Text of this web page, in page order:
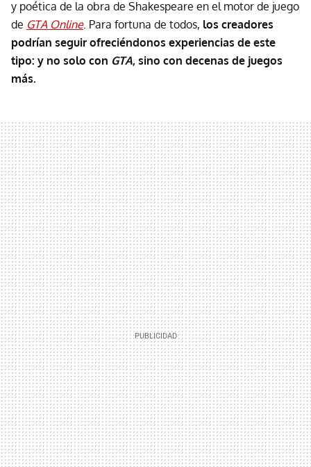
y poética de la obra de Shakespeare en el motor de juego
de GTA Online. Para fortuna de todos, los creadores
podrían seguir ofreciéndonos experiencias de este
tipo: y no solo con GTA, sino con decenas de juegos
más.